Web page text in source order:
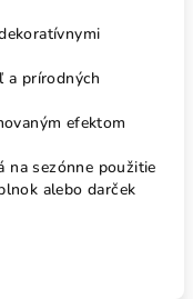
prírodných
efektom
sezónne použitie
alebo darček